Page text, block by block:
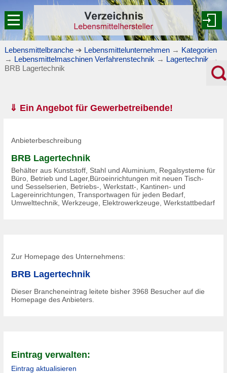
Lebensmittelbranche ➔ Lebensmittelunternehmen → Kategorien
→ Lebensmittelmaschinen Verfahrenstechnik → Lagertechnik
→
BRB Lagertechnik
⇓ Ein Angebot für Gewerbetreibende!
Anbieterbeschreibung
BRB Lagertechnik
Behälter aus Kunststoff, Stahl und Aluminium, Regalsysteme für
Büro, Betrieb und Lager,Büroeinrichtungen mit neuen Tisch-
und Sesselserien, Betriebs-, Werkstatt-, Kantinen- und
Lagereinrichtungen, Transportwagen für jeden Bedarf,
Umwelttechnik, Werkzeuge, Elektrowerkzeuge, Werkstattbedarf
Zur Homepage des Unternehmens:
BRB Lagertechnik
Dieser Brancheneintrag leitete bisher 3968 Besucher auf die
Homepage des Anbieters.
Eintrag verwalten:
Eintrag aktualisieren